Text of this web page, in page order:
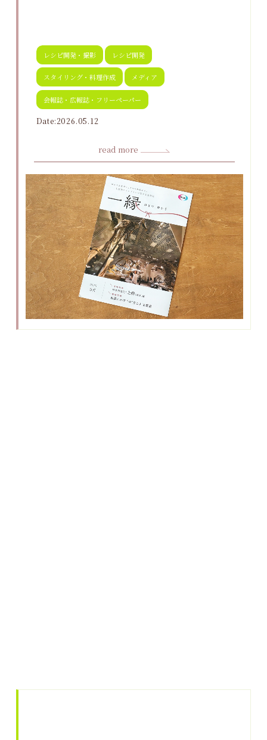
レシピ開発・撮影 レシピ開発
スタイリング・料理作成 メディア
会報誌・広報誌・フリーペーパー
Date:2026.05.12
read more